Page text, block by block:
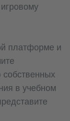
платформе и
собственных
в учебном